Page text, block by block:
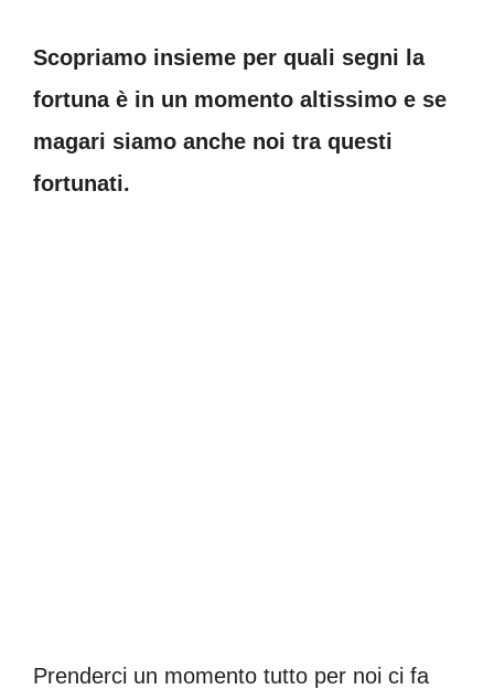
Scopriamo insieme per quali segni la
fortuna è in un momento altissimo e se
magari siamo anche noi tra questi
fortunati.
Prenderci un momento tutto per noi ci fa